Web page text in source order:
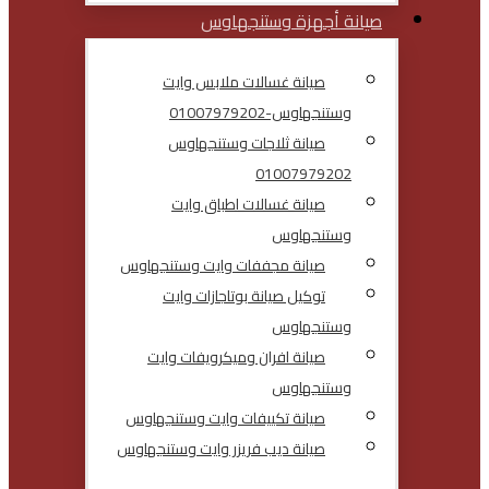
صيانة أجهزة وستنجهاوس
صيانة غسالات ملابس وايت
وستنجهاوس-01007979202
صيانة ثلاجات وستنجهاوس
01007979202
صيانة غسالات اطباق وايت
وستنجهاوس
صيانة مجففات وايت وستنجهاوس
توكيل صيانة بوتاجازات وايت
وستنجهاوس
صيانة افران وميكرويفات وايت
وستنجهاوس
صيانة تكييفات وايت وستنجهاوس
صيانة ديب فريزر وايت وستنجهاوس